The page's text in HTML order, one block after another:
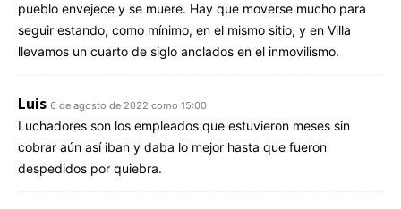
pueblo envejece y se muere. Hay que moverse mucho para
seguir estando, como mínimo, en el mismo sitio, y en Villa
llevamos un cuarto de siglo anclados en el inmovilismo.
Luis 6 de agosto de 2022 como 15:00
Luchadores son los empleados que estuvieron meses sin
cobrar aún así iban y daba lo mejor hasta que fueron
despedidos por quiebra.